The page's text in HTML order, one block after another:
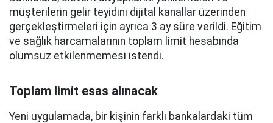
müşterilerin gelir teyidini dijital kanallar üzerinden
gerçekleştirmeleri için ayrıca 3 ay süre verildi. Eğitim
ve sağlık harcamalarının toplam limit hesabında
olumsuz etkilenmemesi istendi.
Toplam limit esas alınacak
Yeni uygulamada, bir kişinin farklı bankalardaki tüm